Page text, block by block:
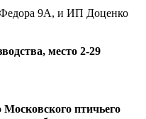
9А, и ИП Доценко
место 2-29
Московского птичьего